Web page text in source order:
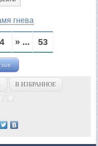
гнева
4 » ... 53
В ИЗБРАННОЕ